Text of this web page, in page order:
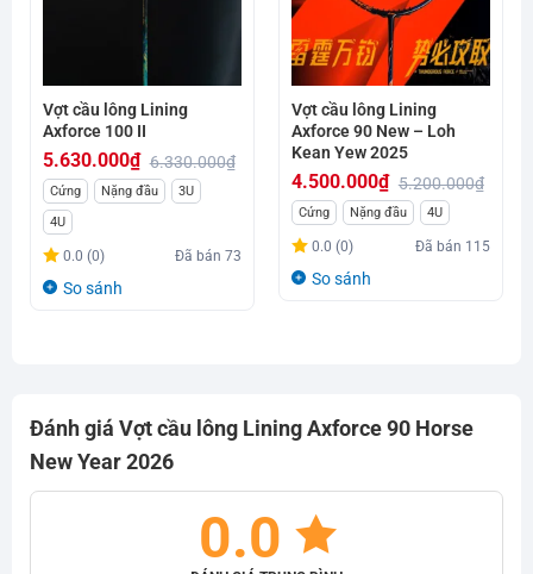
Vợt cầu lông Lining
Axforce 100 II
6.330.000₫
Giá
gốc
là:
6.330.000₫.
5.630.000₫
Giá
hiện
tại
là:
Cứng Nặng đầu
3U
4U
0.0 (0) Đã bán73
So sánh
Vợt cầu lông Lining
Axforce 90 New – Loh
Kean Yew 2025
5.200.000₫
Giá
gốc
là:
4.500.000₫
Giá
hiện
tại
Cứng Nặng đầu 4U
0.0 (0) Đã bán 115
So sánh
Đánh giá Vợt cầu lông Lining Axforce 90 Horse
New Year 2026
0.0